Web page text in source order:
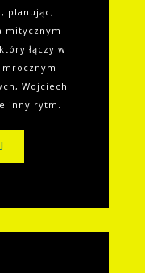
planując,
mitycznym
łączy w
mrocznym
Wojciech
inny rytm.